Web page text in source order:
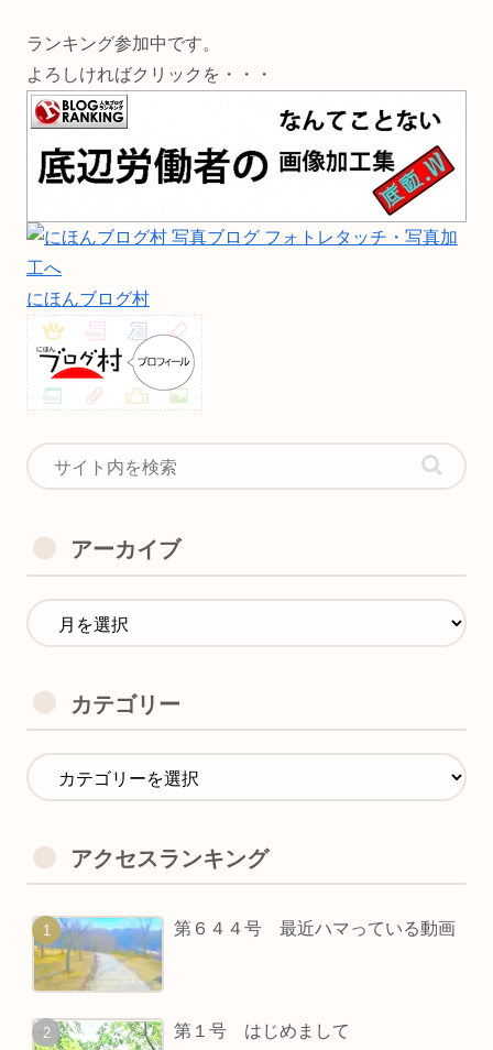
ランキング参加中です。
よろしければクリックを・・・
にほんブログ村
アーカイブ
カテゴリー
アクセスランキング
第６４４号 最近ハマっている動画
第１号 はじめまして